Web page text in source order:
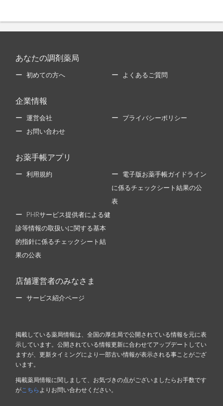
あなたの調剤薬局
初めての方へ よくあるご質問
企業情報
運営会社 プライバシーポリシー
お問い合わせ
お薬手帳アプリ
利用規約 電子版お薬手帳ガイドライン
に係るチェックシート結果の公
表
PHRサービス提供者による健
診等情報の取扱いに関する基本
的指針に係るチェックシート結
果の公表
店舗運営者のみなさま
サービス紹介ページ
掲載している薬局情報は、全国の厚生局で公開されている情報を元に表
示しています。公開されている情報更新に合わせてアップデートしてい
ますが、更新タイミングにより一部古い情報が表示される事ことがござ
います。
掲載薬局情報に関しまして、お気づきの点がございましたらお手数です
が こちら よりお問い合わせください。